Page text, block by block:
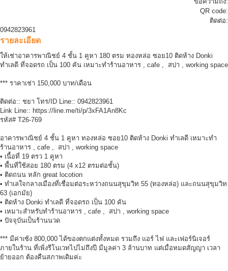
QR code:
ติดต่อ:
0942823961
รายละเอียด
ให้เช่าอาคารพาณิชย์ 4 ชั้น 1 คูหา 180 ตรม ทองหล่อ ซอย10 ติดห้าง Donki
ทำเลดี ที่จอดรถ เป็น 100 คัน เหมาะทำร้านอาหาร , cafe , สปา , working space
*** ราคาเช่า 150,000 บาท/เดือน
ติดต่อ:: ชยา โทร/ID Line:: 0942823961
Link Line:: https://line.me/ti/p/3xFA1An8Kc
รหัส# T26-769
อาคารพาณิชย์ 4 ชั้น 1 คูหา ทองหล่อ ซอย10 ติดห้าง Donki ทำเลดี เหมาะทำ
ร้านอาหาร , cafe , สปา , working space
• เนื้อที่ 19 ตรว 1 คูหา
• พื้นที่ใช้สอย 180 ตรม (4 x12 ตรมต่อชั้น)
• ติดถนน หลัก great locotion
• ทำเลใจกลางเมืองที่เชื่อมต่อระหว่างถนนสุขุมวิท 55 (ทองหล่อ) และถนนสุขุมวิท
63 (เอกมัย)
• ติดห้าง Donki ทำเลดี ที่จอดรถ เป็น 100 คัน
• เหมาะสำหรับทำร้านอาหาร , cafe , สปา , working space
• ปัจจุบันเป็นร้านนวด
*** มีค่าเซ้ง 800,000 ได้ของตกแต่งทั้งหมด รวมถึง แอร์ ไฟ และเฟอร์นิเจอร์
ภายในร้าน ที่เพิ่งรีโนเวทไปไม่ถึงปี มีมูลค่า 3 ล้านบาท แต่เมื่อหมดสัญญา เวลา
ย้ายออก ต้องคืนสภาพเดิมค่ะ